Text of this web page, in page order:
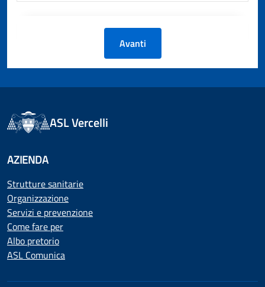
Avanti
ASL Vercelli
AZIENDA
Strutture sanitarie
Organizzazione
Servizi e prevenzione
Come fare per
Albo pretorio
ASL Comunica